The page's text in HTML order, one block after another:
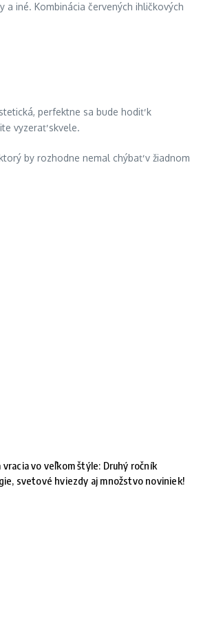
iné. Kombinácia červených ihličkových
perfektne sa bude hodiť k
vyzerať skvele.
by rozhodne nemal chýbať v žiadnom
vracia vo veľkom štýle: Druhý ročník
svetové hviezdy aj množstvo noviniek!